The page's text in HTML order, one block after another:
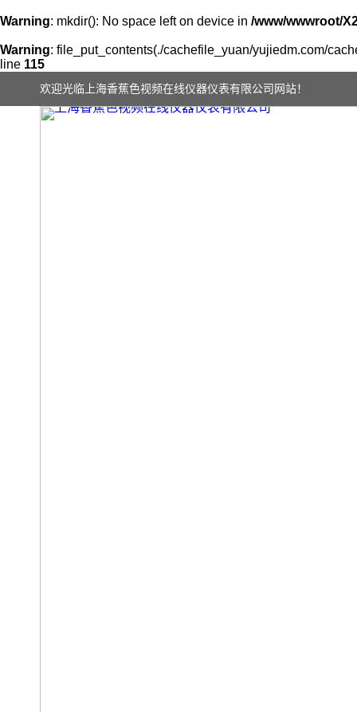
Warning: mkdir(): No space left on device in /www/wwwroot/
Warning: file_put_contents(./cachefile_yuan/yujiedm.com/
line 115
欢迎光临上海香蕉色视频在线仪器仪表有限公司网站！